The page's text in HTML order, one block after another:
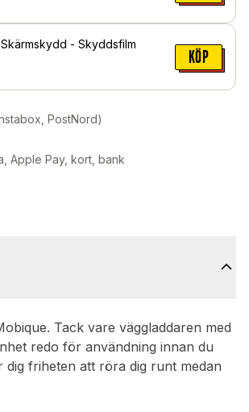
- Skyddsfilm
KÖP
PostNord)
Apple Pay, kort, bank
Tack vare väggladdaren med
redo för användning innan du
dig friheten att röra dig runt medan